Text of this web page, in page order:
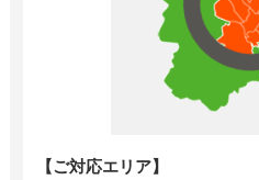
【ご対応エリア】